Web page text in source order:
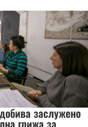
заслужено
грижа за